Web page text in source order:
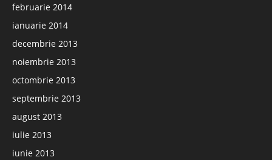
februarie 2014
ianuarie 2014
decembrie 2013
noiembrie 2013
octombrie 2013
septembrie 2013
august 2013
iulie 2013
iunie 2013